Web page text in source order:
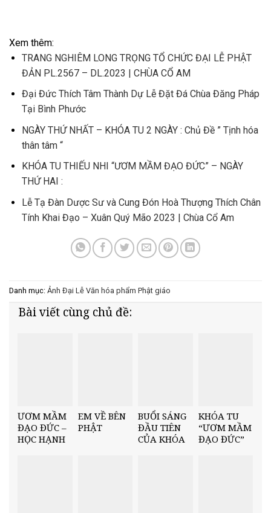
Xem thêm:
TRANG NGHIÊM LONG TRỌNG TỔ CHỨC ĐẠI LỄ PHẬT
ĐẢN PL.2567 – DL.2023 | CHÙA CỔ AM
Đại Đức Thích Tâm Thành Dự Lễ Đặt Đá Chùa Đăng Pháp
Tại Bình Phước
NGÀY THỨ NHẤT – KHÓA TU 2 NGÀY : Chủ Đề ” Tịnh hóa
thân tâm “
KHÓA TU THIẾU NHI “ƯƠM MẦM ĐẠO ĐỨC” – NGÀY
THỨ HAI :
Lễ Tạ Đàn Dược Sư và Cung Đón Hoà Thượng Thích Chân
Tính Khai Đạo – Xuân Quý Mão 2023 | Chùa Cổ Am
Danh mục: Ảnh Đại Lễ Văn hóa phẩm Phật giáo
Bài viết cùng chủ đề:
ƯƠM MẦM
ĐẠO ĐỨC –
HỌC HẠNH
EM VỀ BÊN
PHẬT
BUỔI SÁNG
ĐẦU TIÊN
CỦA KHÓA
KHÓA TU
“ƯƠM MẦM
ĐẠO ĐỨC”